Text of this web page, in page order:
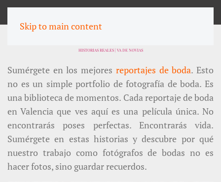
Skip to main content
HISTORIAS REALES | VA DE NOVIAS
Sumérgete en los mejores reportajes de boda. Esto
no es un simple portfolio de fotografía de boda. Es
una biblioteca de momentos. Cada reportaje de boda
en Valencia que ves aquí es una película única. No
encontrarás poses perfectas. Encontrarás vida.
Sumérgete en estas historias y descubre por qué
nuestro trabajo como fotógrafos de bodas no es
hacer fotos, sino guardar recuerdos.